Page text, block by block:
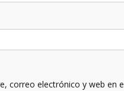
correo electrónico y web en